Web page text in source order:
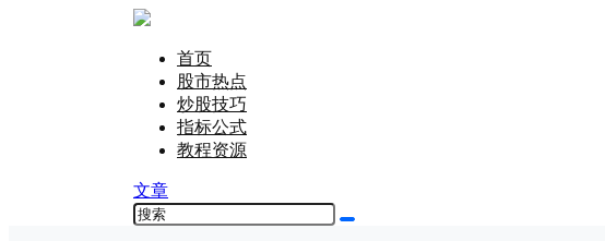
首页
股市热点
炒股技巧
指标公式
教程资源
文章